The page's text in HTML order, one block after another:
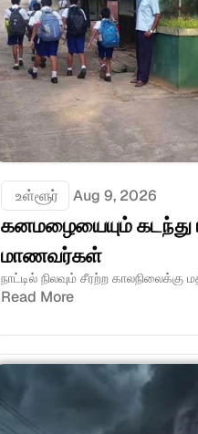
உள்ளூர் Aug 9, 2026
கனமழையையும் கடந்து
மாணவர்கள்
நாட்டில் நிலவும் சீரற்ற காலநிலைக்கு
Read More